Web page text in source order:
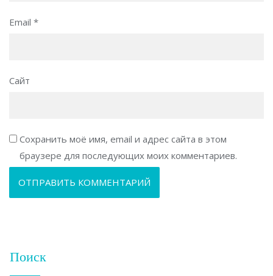
Email *
Сайт
Сохранить моё имя, email и адрес сайта в этом
браузере для последующих моих комментариев.
Поиск